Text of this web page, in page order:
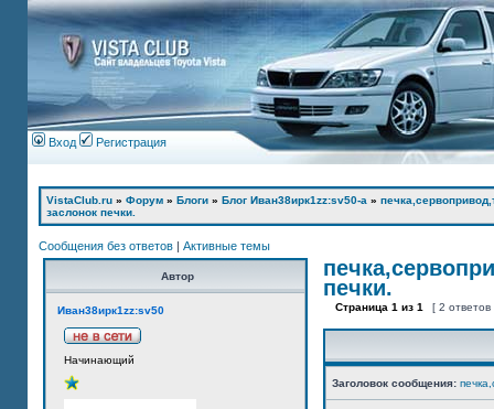
Вход Регистрация
VistaClub.ru » Форум » Блоги » Блог Иван38ирк1zz:sv50-а »
заслонок печки.
Сообщения без ответов | Активные темы
Автор
Иван38ирк1zz:sv50
Начинающий
печки.
Страница 1 из 1 [ 2
Заголовок сообщения: